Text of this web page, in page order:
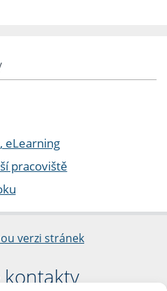
eLearning
pracoviště
verzi stránek
kontakty